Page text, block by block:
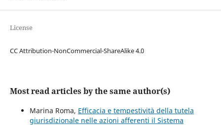
License
CC Attribution-NonCommercial-ShareAlike 4.0
Most read articles by the same author(s)
Marina Roma, Efficacia e tempestività della tutela
giurisdizionale nelle azioni afferenti il Sistema